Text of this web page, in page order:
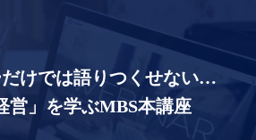
けでは語りつくせない…
営」を学ぶMBS本講座